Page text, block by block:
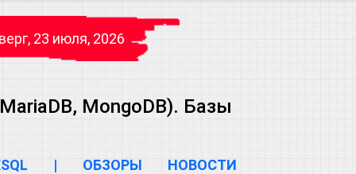
23 июля, 2026
MongoDB). Базы
| ОБЗОРЫ НОВОСТИ